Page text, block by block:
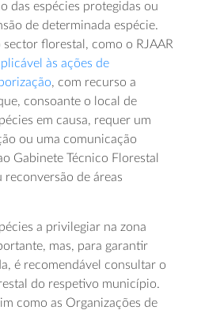
das espécies protegidas ou
de determinada espécie.
florestal, como o RJAAR
às ações de
, com recurso a
consoante o local de
em causa, requer um
ou uma comunicação
Gabinete Técnico Florestal
reconversão de áreas
a privilegiar na zona
mas, para garantir
é recomendável consultar o
do respetivo município.
como as Organizações de